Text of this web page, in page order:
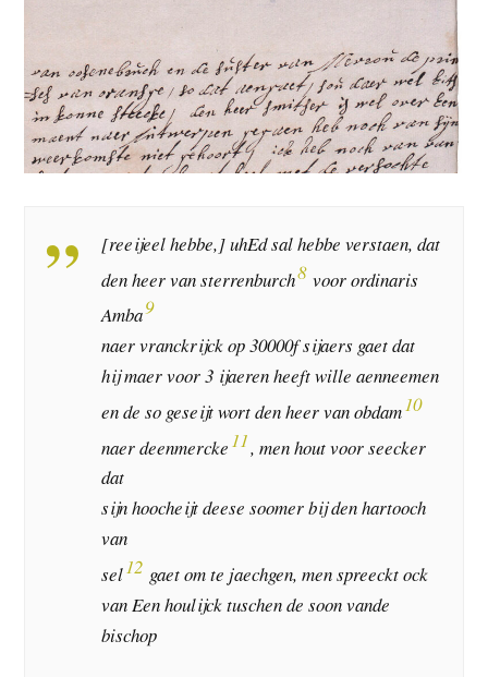
[reeijeel hebbe,] uhEd sal hebbe verstaen, dat
den heer van sterrenburch8 voor ordinaris
Amba9
naer vranckrijck op 30000f sijaers gaet dat
hij maer voor 3 ijaeren heeft wille aenneemen
en de so geseijt wort den heer van obdam10
naer deenmercke 11, men hout voor seecker
dat
sijn hoocheijt deese soomer bij den hartooch
van
sel12 gaet om te jaechgen, men spreeckt ock
van Een houlijck tuschen de soon vande
bischop